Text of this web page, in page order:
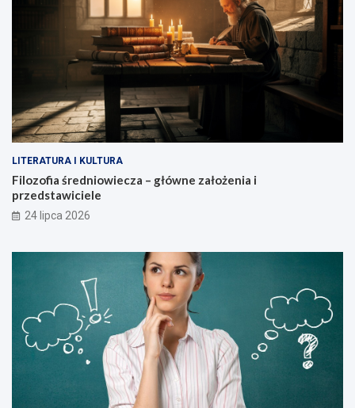
LITERATURA I KULTURA
Filozofia średniowiecza – główne założenia i
przedstawiciele
24 lipca 2026